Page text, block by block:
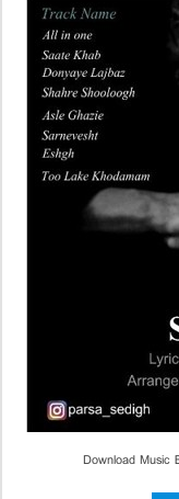
Download Music